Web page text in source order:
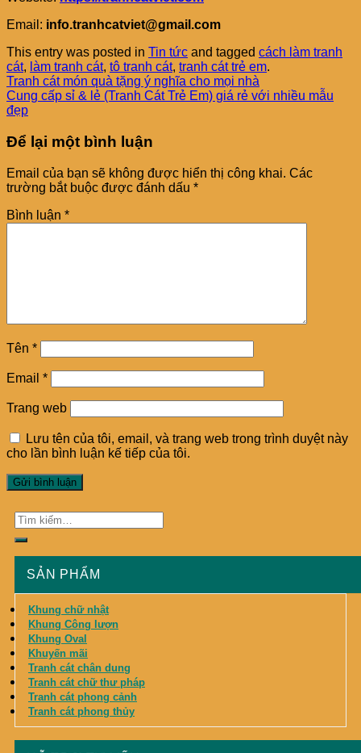
Email: info.tranhcatviet@gmail.com
This entry was posted in Tin tức and tagged cách làm tranh
cát, làm tranh cát, tô tranh cát, tranh cát trẻ em.
Tranh cát món quà tặng ý nghĩa cho mọi nhà
Cung cấp sỉ & lẻ (Tranh Cát Trẻ Em) giá rẻ với nhiều mẫu
đẹp
Để lại một bình luận
Email của bạn sẽ không được hiển thị công khai. Các
trường bắt buộc được đánh dấu *
Bình luận *
Tên *
Email *
Trang web
Lưu tên của tôi, email, và trang web trong trình duyệt này
cho lần bình luận kế tiếp của tôi.
SẢN PHẨM
Khung chữ nhật
Khung Công lượn
Khung Oval
Khuyến mãi
Tranh cát chân dung
Tranh cát chữ thư pháp
Tranh cát phong cảnh
Tranh cát phong thủy